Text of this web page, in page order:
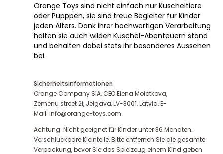
Orange Toys sind nicht einfach nur Kuscheltiere
oder Pupppen, sie sind treue Begleiter für Kinder
jeden Alters. Dank ihrer hochwertigen Verarbeitung
halten sie auch wilden Kuschel-Abenteuern stand
und behalten dabei stets ihr besonderes Aussehen
bei.
Sicherheitsinformationen
Orange Company SIA, CEO Elena Molotkova,
Zemenu street 2i, Jelgava, LV-3001, Latvia, E-
Mail: info@orange-toys.com
Achtung: Nicht geeignet für Kinder unter 36 Monaten.
Verschluckbare Kleinteile. Bitte entfernen Sie die gesamte
Verpackung, bevor Sie das Spielzeug einem Kind geben.